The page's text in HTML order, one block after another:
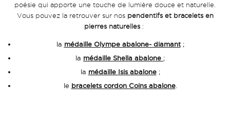
poésie qui apporte une touche de lumière douce et naturelle.
Vous pouvez la retrouver sur nos pendentifs et bracelets en
pierres naturelles:
la médaille Olympe abalone- diamant;
la médaille Shella abalone ;
la médaille Isis abalone;
le bracelets cordon Coins abalone.